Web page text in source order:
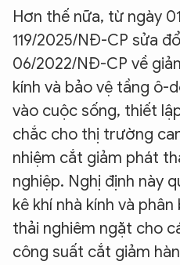
Hơn thế nữa, từ ngày
119/2025/NĐ-CP sửa
06/2022/NĐ-CP về
kính và bảo vệ tầng ô-
vào cuộc sống, thiết
chắc cho thị trường
nhiệm cắt giảm phát
nghiệp. Nghị định này
kê khí nhà kính và
thải nghiêm ngặt cho
công suất cắt giảm